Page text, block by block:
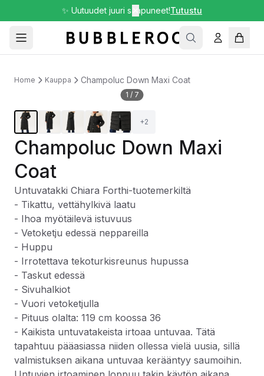
✨ Uutuudet juuri saapuneet!Tutustu
Home Kauppa Champoluc Down Maxi Coat
1 / 7
+2
Champoluc Down Maxi
Coat
Untuvatakki Chiara Forthi-tuotemerkiltä
- Tikattu, vettähylkivä laatu
- Ihoa myötäilevä istuvuus
- Vetoketju edessä neppareilla
- Huppu
- Irrotettava tekoturkisreunus hupussa
- Taskut edessä
- Sivuhalkiot
- Vuori vetoketjulla
- Pituus olalta: 119 cm koossa 36
- Kaikista untuvatakeista irtoaa untuvaa. Tätä
tapahtuu pääasiassa niiden ollessa vielä uusia, sillä
valmistuksen aikana untuvaa kerääntyy saumoihin.